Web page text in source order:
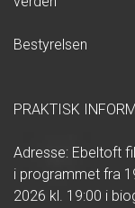
Bestyrelsen
PRAKTISK
Adresse: Ebeltoft
i programmet fra
2026 kl. 19:00 i